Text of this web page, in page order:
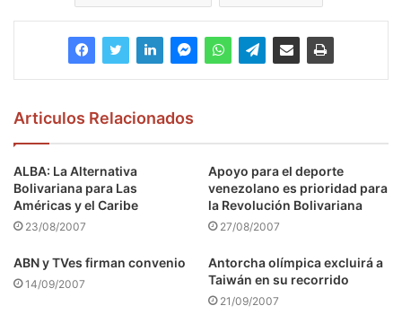
Articulos Relacionados
ALBA: La Alternativa
Bolivariana para Las
Américas y el Caribe
23/08/2007
Apoyo para el deporte
venezolano es prioridad para
la Revolución Bolivariana
27/08/2007
ABN y TVes firman convenio
14/09/2007
Antorcha olímpica excluirá a
Taiwán en su recorrido
21/09/2007